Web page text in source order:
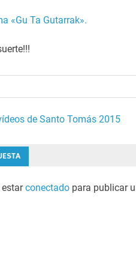
«Gu Ta Gutarrak».
de Santo Tomás 2015
estarconectadopara publicar